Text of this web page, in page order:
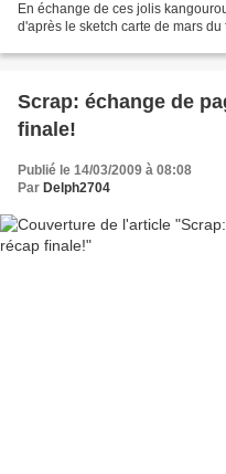
En échange de ces jolis
d'après le sketch carte de mars
Scrap: échange de
finale!
Publié le 14/03/2009 à 08:08
Par Delph2704